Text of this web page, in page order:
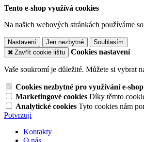
Tento e-shop využívá cookies
Na našich webových stránkách používáme
Nastavení Jen nezbytné
Souhlasím
Zavřít cookie lištu
Cookies nastavení
Vaše soukromí je důležité. Můžete si vybrat
Cookies nezbytné pro využívání e-
Marketingové cookies Díky těmto
Analytické cookies Tyto cookies nám
Potvrzuji
Kontakty
O nás